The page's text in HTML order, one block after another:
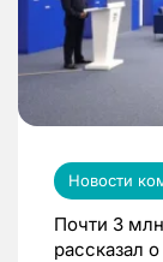
Новости
Почти 3
рассказал